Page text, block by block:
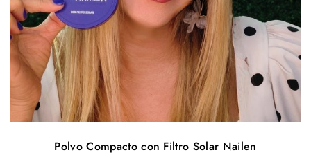
Polvo Compacto con Filtro Solar Nailen